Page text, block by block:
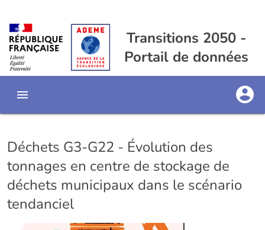
Transitions 2050 -
Portail de données
Déchets G3-G22 - Évolution des
tonnages en centre de stockage de
déchets municipaux dans le scénario
tendanciel